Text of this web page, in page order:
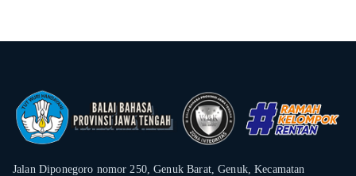
Jalan Diponegoro nomor 250, Genuk Barat, Genuk, Kecamatan